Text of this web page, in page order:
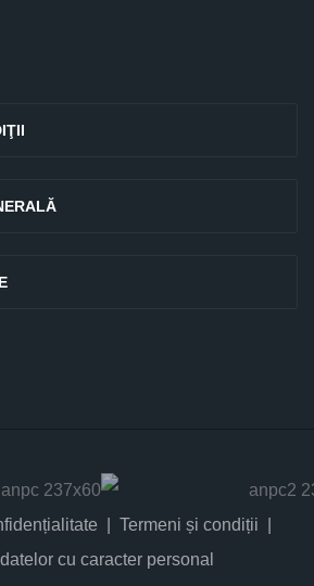
Termeni și condiții
cu caracter personal